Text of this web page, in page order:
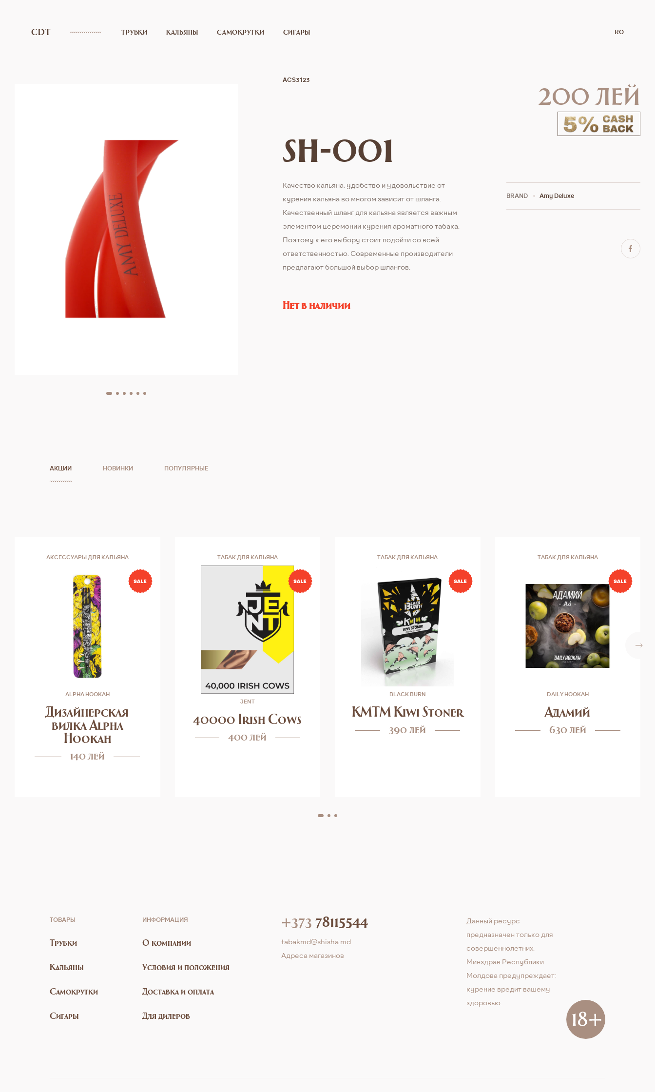
CDT ТРУБКИ КАЛЬЯНЫ САМОКРУТКИ СИГАРЫ RO
ACS3123
sh-001
200 лей
Качество кальяна, удобство и удовольствие от
курения кальяна во многом зависит от шланга.
Качественный шланг для кальяна является важным
элементом церемонии курения ароматного табака.
Поэтому к его выбору стоит подойти со всей
ответственностью. Современные производители
предлагают большой выбор шлангов.
Нет в наличии
BRAND Amy Deluxe
АКЦИИ НОВИНКИ ПОПУЛЯРНЫЕ
АКСЕССУАРЫ ДЛЯ КАЛЬЯНА
ALPHA HOOKAH
Дизайнерская
вилка Alpha
Hookah
140 лей
ТАБАК ДЛЯ КАЛЬЯНА
JENT
40000 Irish Cows
400 лей
ТАБАК ДЛЯ КАЛЬЯНА
BLACK BURN
KMTM Kiwi Stoner
390 лей
ТАБАК ДЛЯ КАЛЬЯНА
DAILY HOOKAH
Адамий
630 лей
ТОВАРЫ
Трубки
Кальяны
Самокрутки
Сигары
ИНФОРМАЦИЯ
О компании
Условия и положения
Доставка и оплата
Для дилеров
+373 78115544
tabakmd@shisha.md
Aдреса магазинов
Данный ресурс
предназначен только для
совершеннолетних.
Минздрав Республики
Молдова предупреждает:
курение вредит вашему
здоровью.